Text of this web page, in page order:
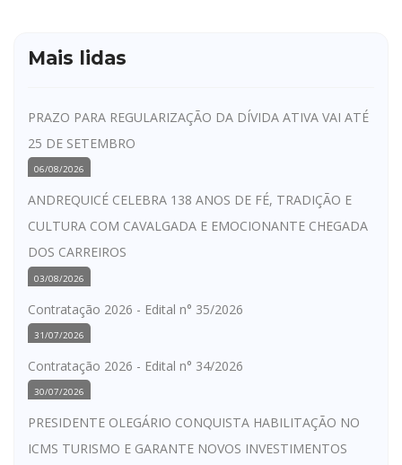
Mais lidas
PRAZO PARA REGULARIZAÇÃO DA DÍVIDA ATIVA VAI ATÉ
25 DE SETEMBRO
06/08/2026
ANDREQUICÉ CELEBRA 138 ANOS DE FÉ, TRADIÇÃO E
CULTURA COM CAVALGADA E EMOCIONANTE CHEGADA
DOS CARREIROS
03/08/2026
Contratação 2026 - Edital n° 35/2026
31/07/2026
Contratação 2026 - Edital n° 34/2026
30/07/2026
PRESIDENTE OLEGÁRIO CONQUISTA HABILITAÇÃO NO
ICMS TURISMO E GARANTE NOVOS INVESTIMENTOS